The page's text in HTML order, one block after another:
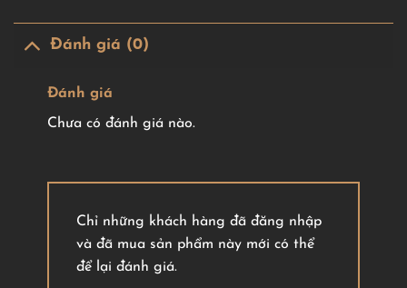
Đánh giá (0)
Đánh giá
Chưa có đánh giá nào.
Chỉ những khách hàng đã đăng nhập
và đã mua sản phẩm này mới có thể
để lại đánh giá.